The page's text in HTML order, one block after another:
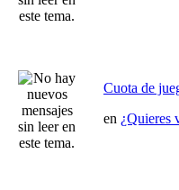
Cuota de
en ¿Quieres